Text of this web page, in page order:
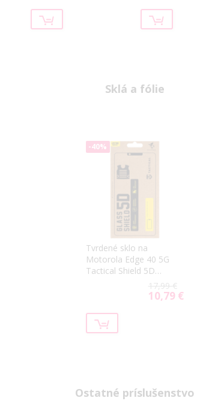
Sklá a fólie
-40%
Tvrdené sklo na
Motorola Edge 40 5G
Tactical Shield 5D
celotvárové čierne17,99 €
Special
10,79 €
Ostatné príslušenstvo